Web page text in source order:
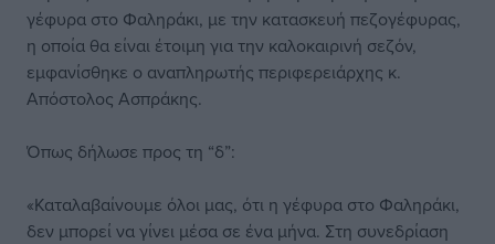
γέφυρα στο Φαληράκι, με την κατασκευή πεζογέφυρας,
η οποία θα είναι έτοιμη για την καλοκαιρινή σεζόν,
εμφανίσθηκε ο αναπληρωτής περιφερειάρχης κ.
Απόστολος Ασπράκης.
Όπως δήλωσε προς τη “δ”:
«Καταλαβαίνουμε όλοι μας, ότι η γέφυρα στο Φαληράκι,
δεν μπορεί να γίνει μέσα σε ένα μήνα. Στη συνεδρίαση